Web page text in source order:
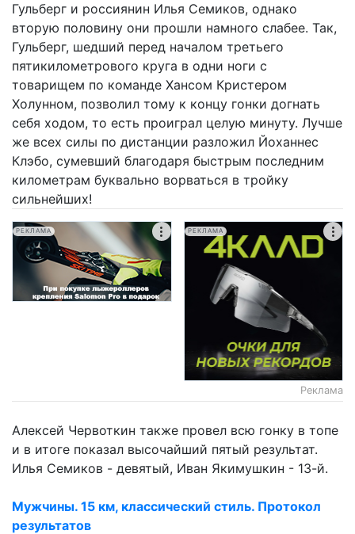
Гульберг и россиянин Илья Семиков, однако
вторую половину они прошли намного слабее. Так,
Гульберг, шедший перед началом третьего
пятикилометрового круга в одни ноги с
товарищем по команде Хансом Кристером
Холунном, позволил тому к концу гонки догнать
себя ходом, то есть проиграл целую минуту. Лучше
же всех силы по дистанции разложил Йоханнес
Клэбо, сумевший благодаря быстрым последним
километрам буквально ворваться в тройку
сильнейших!
РЕКЛАМА РЕКЛАМА
Реклама
Алексей Червоткин также провел всю гонку в топе
и в итоге показал высочайший пятый результат.
Илья Семиков - девятый, Иван Якимушкин - 13-й.
Мужчины. 15 км, классический стиль. Протокол
результатов